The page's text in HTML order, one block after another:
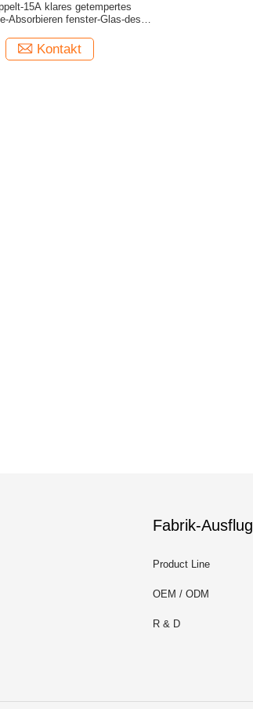
15A klares getempertes
Absorbieren fenster-Glas-des
Kontakt
Fabrik-Ausflug
Product Line
OEM / ODM
R & D